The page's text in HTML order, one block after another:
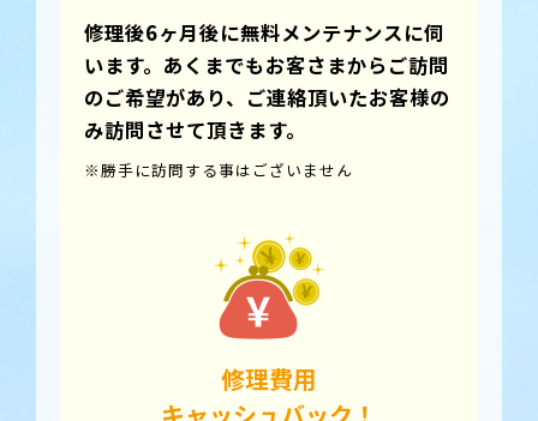
修理後6ヶ月後に無料メンテナンスに伺
います。 あくまでもお客さまからご訪問
のご希望があり、ご連絡頂いたお客様の
み訪問させて頂きます。
※勝手に訪問する事はございません
修理費用